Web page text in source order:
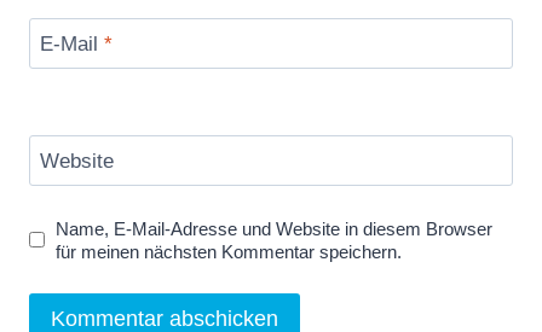
E-Mail *
Website
Name, E-Mail-Adresse und Website in diesem Browser
für meinen nächsten Kommentar speichern.